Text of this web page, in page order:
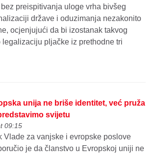
preispitivanja uloge vrha bivšeg
države i oduzimanja nezakonito
ocjenjujući da bi izostanak takvog
pljačke iz prethodne tri
unija ne briše identitet, već pruža
svijetu
09:15
Vlade za vanjske i evropske poslove
je da članstvo u Evropskoj uniji ne